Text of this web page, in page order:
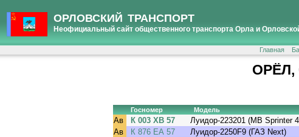
ОРЛОВСКИЙ ТРАНСПОРТ
Неофициальный сайт общественного транспорта Орла и
Главная
ОРЁЛ,
Госномер Модель
Ав К 003 ХВ 57 Луидор-223201 (MB Sprinter
Ав
К 876 ЕА 57 Луидор-2250F9 (ГАЗ Next)